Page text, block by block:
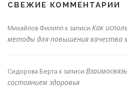
СВЕЖИЕ КОММЕНТАРИИ
Михайлов Филипп к записи Как
методы для повышения качества
Сидорова Берта к записи
состоянием здоровья